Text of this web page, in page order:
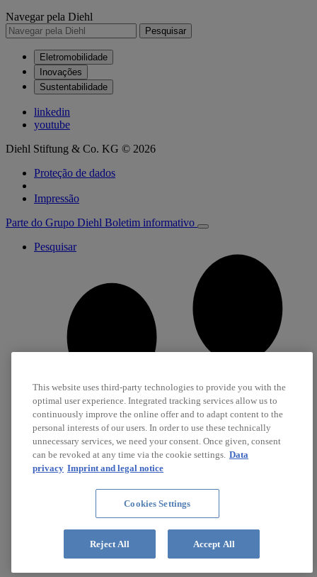
Navegar pela Diehl
Pesquisar
Eletromobilidade
Inovações
Sustentabilidade
linkedin
youtube
Diehl Stiftung & Co. KG © 2026
Proteção de dados
Impressão
Parte do Grupo Diehl Boletim informativo
Pesquisar
This website uses third-party technologies to provide you with the
optimal user experience. Integrated tracking services allow us to
continuously improve the online offer and to adapt content to the
personal interests of our users. In order to use these technically
unnecessary services, we need your consent. Once given, consent
can be revoked at any time via the cookie settings. Data
privacy Imprint and legal notice
Cookies Settings
Reject All Accept All